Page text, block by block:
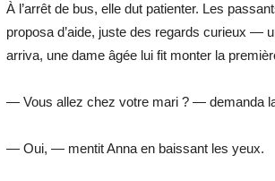
À l’arrêt de bus, elle dut patienter. Les
proposa d’aide, juste des regards curieux —
arriva, une dame âgée lui fit monter la
— Vous allez chez votre mari ? — demanda
— Oui, — mentit Anna en baissant les yeux.